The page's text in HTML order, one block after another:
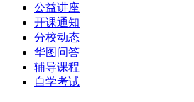
公益讲座
开课通知
分校动态
华图问答
辅导课程
自学考试